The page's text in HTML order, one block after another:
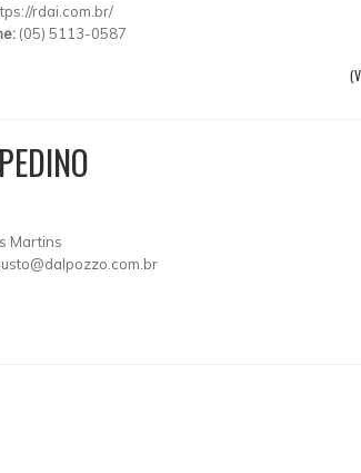
rdai.com.br/
(05) 5113-0587
Martins